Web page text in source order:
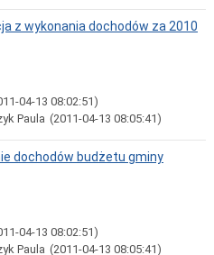
z wykonania dochodów za 2010
04-13 08:02:51)
Paula (2011-04-13 08:05:41)
dochodów budżetu gminy
04-13 08:02:51)
Paula (2011-04-13 08:05:41)